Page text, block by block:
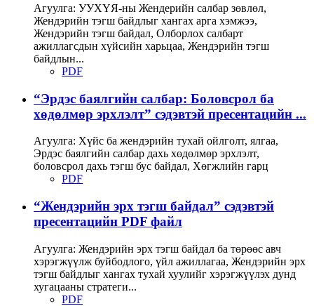
Агуулга: УУХҮЯ-ны Жендерийн салбар зөвлөл,
Жендэрийн тэгш байдлыг хангах арга хэмжээ,
Жендэрийн тэгш байдал, Олборлох салбарт
ажиллагсдын хүйсийн харьцаа, Жендэрийн тэгш
байдлын...
PDF
“Эрдэс баялгийн салбар: Боловсрол ба
хөдөлмөр эрхлэлт” сэдэвтэй пресентацийн ...
Агуулга: Хүйс ба жендэрийн тухай ойлголт, ялгаа,
Эрдэс баялгийн салбар дахь хөдөлмөр эрхлэлт,
боловсрол дахь тэгш бус байдал, Хөгжлийн гарц
PDF
“Жендэрийн эрх тэгш байдал” сэдэвтэй
пресентацийн PDF файл
Агуулга: Жендэрийн эрх тэгш байдал ба төрөөс авч
хэрэгжүүлж буйбодлого, үйл ажиллагаа, Жендэрийн эрх
тэгш байдлыг хангах тухай хуулийг хэрэгжүүлэх дунд
хугацааны стратеги...
PDF